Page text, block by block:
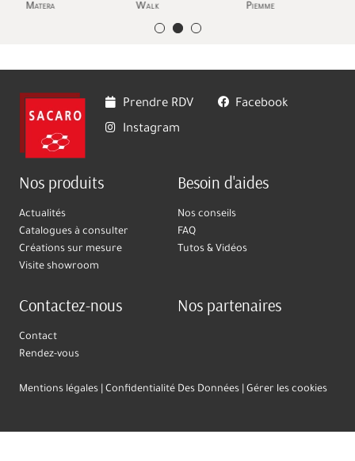
Matera Walk Piemme
Prendre RDV
Facebook
Instagram
Nos produits
Actualités
Catalogues à consulter
Créations sur mesure
Visite showroom
Besoin d'aides
Nos conseils
FAQ
Tutos & Vidéos
Contactez-nous
Contact
Rendez-vous
Nos partenaires
Mentions légales Confidentialité Des Données Gérer les cookies